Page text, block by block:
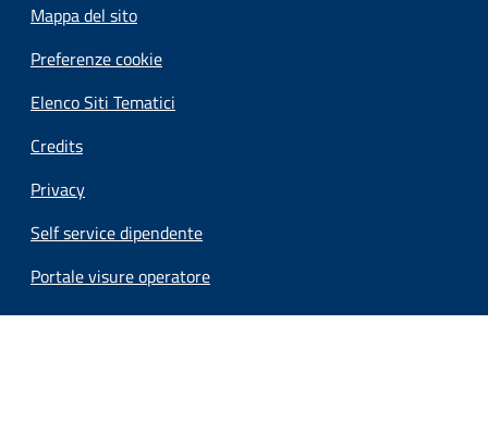
Mappa del sito
Preferenze cookie
Elenco Siti Tematici
Credits
Privacy
Self service dipendente
Portale visure operatore